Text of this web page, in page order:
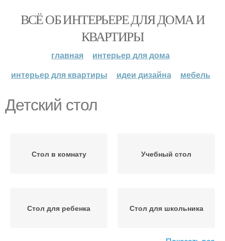
ВСЁ ОБ ИНТЕРЬЕРЕ ДЛЯ ДОМА И
КВАРТИРЫ
главная
интерьер для дома
интерьер для квартиры
идеи дизайна мебель
Детский стол
Стол в комнату Учебный стол
Стол для ребенка Стол для школьника